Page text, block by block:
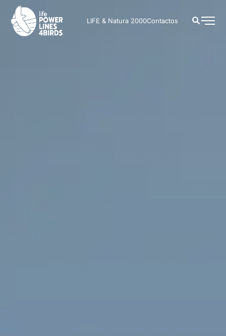
LIFE PowerLines4Birds | Conservación de Aves Amenazadas
LIFE & Natura 2000Contactos